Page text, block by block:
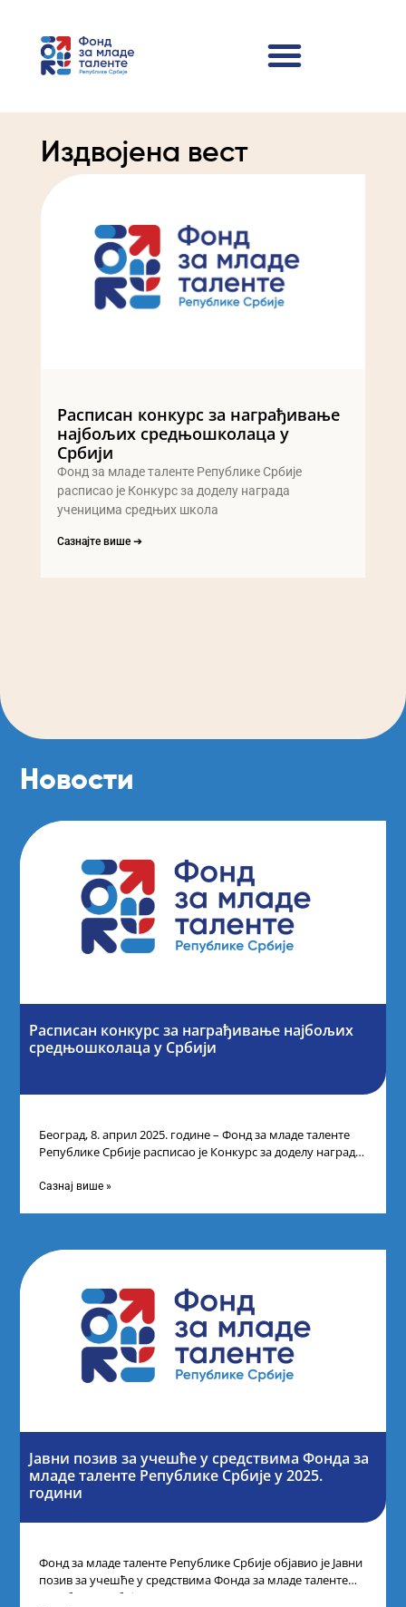
Издвојена вест
Расписан конкурс за награђивање
најбољих средњошколаца у
Србији
Фонд за младе таленте Републике Србије
расписао је Конкурс за доделу награда
ученицима средњих школа
Сазнајте више ➔
Новости
Расписан конкурс за награђивање најбољих
средњошколаца у Србији
Београд, 8. април 2025. године – Фонд за младе таленте
Републике Србије расписао је Конкурс за доделу награда
Сазнај више »
Јавни позив за учешће у средствима Фонда за
младе таленте Републике Србије у 2025.
години
Фонд за младе таленте Републике Србије објавио је Јавни
позив за учешће у средствима Фонда за младе таленте
Републике Србије